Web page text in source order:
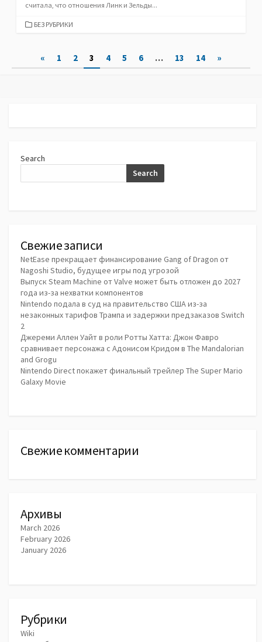
считала, что отношения Линк и Зельды...
CATEGORIES
БЕЗ РУБРИКИ
pagination
« 1 2 3 4 5 6 … 13 14 »
Search
Search
Свежие записи
NetEase прекращает финансирование Gang of Dragon от
Nagoshi Studio, будущее игры под угрозой
Выпуск Steam Machine от Valve может быть отложен до 2027
года из-за нехватки компонентов
Nintendo подала в суд на правительство США из-за
незаконных тарифов Трампа и задержки предзаказов Switch
2
Джереми Аллен Уайт в роли Ротты Хатта: Джон Фавро
сравнивает персонажа с Адонисом Кридом в The Mandalorian
and Grogu
Nintendo Direct покажет финальный трейлер The Super Mario
Galaxy Movie
Свежие комментарии
Архивы
March 2026
February 2026
January 2026
Рубрики
Wiki